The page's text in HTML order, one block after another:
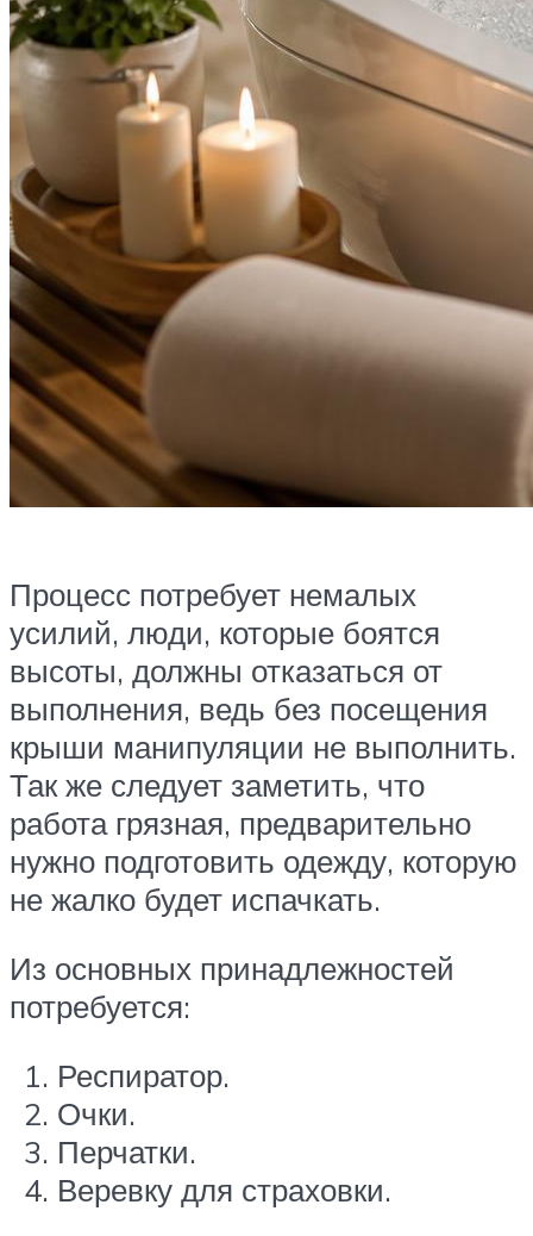
Процесс потребует немалых
усилий, люди, которые боятся
высоты, должны отказаться от
выполнения, ведь без посещения
крыши манипуляции не выполнить.
Так же следует заметить, что
работа грязная, предварительно
нужно подготовить одежду, которую
не жалко будет испачкать.
Из основных принадлежностей
потребуется:
Респиратор.
Очки.
Перчатки.
Веревку для страховки.